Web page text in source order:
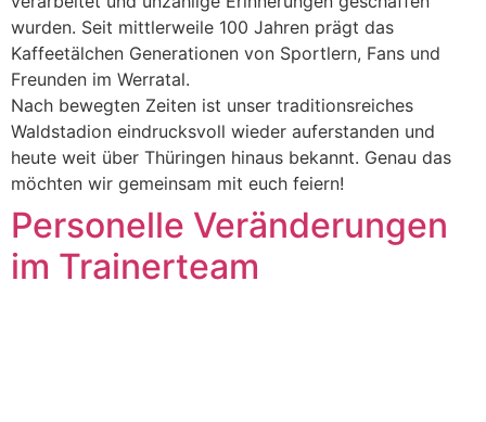
wurden. Seit mittlerweile 100 Jahren prägt das
Kaffeetälchen Generationen von Sportlern, Fans und
Freunden im Werratal.
Nach bewegten Zeiten ist unser traditionsreiches
Waldstadion eindrucksvoll wieder auferstanden und
heute weit über Thüringen hinaus bekannt. Genau das
möchten wir gemeinsam mit euch feiern!
Personelle Veränderungen
im Trainerteam